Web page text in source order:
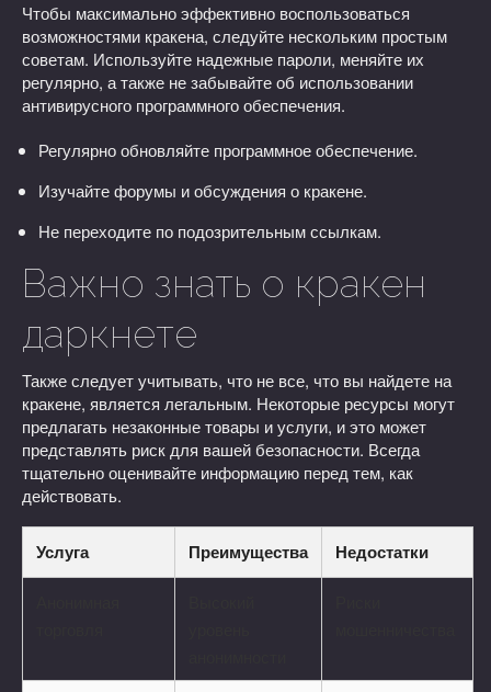
Чтобы максимально эффективно воспользоваться
возможностями кракена, следуйте нескольким простым
советам. Используйте надежные пароли, меняйте их
регулярно, а также не забывайте об использовании
антивирусного программного обеспечения.
Регулярно обновляйте программное обеспечение.
Изучайте форумы и обсуждения о кракене.
Не переходите по подозрительным ссылкам.
Важно знать о кракен
даркнете
Также следует учитывать, что не все, что вы найдете на
кракене, является легальным. Некоторые ресурсы могут
предлагать незаконные товары и услуги, и это может
представлять риск для вашей безопасности. Всегда
тщательно оценивайте информацию перед тем, как
действовать.
Услуга Преимущества Недостатки